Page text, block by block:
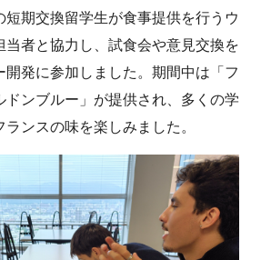
短期交換留学生が食事提供を行うウ
当者と協力し、試食会や意見交換を
開発に参加しました。期間中は「フ
ドンブルー」が提供され、多くの学
ンスの味を楽しみました。